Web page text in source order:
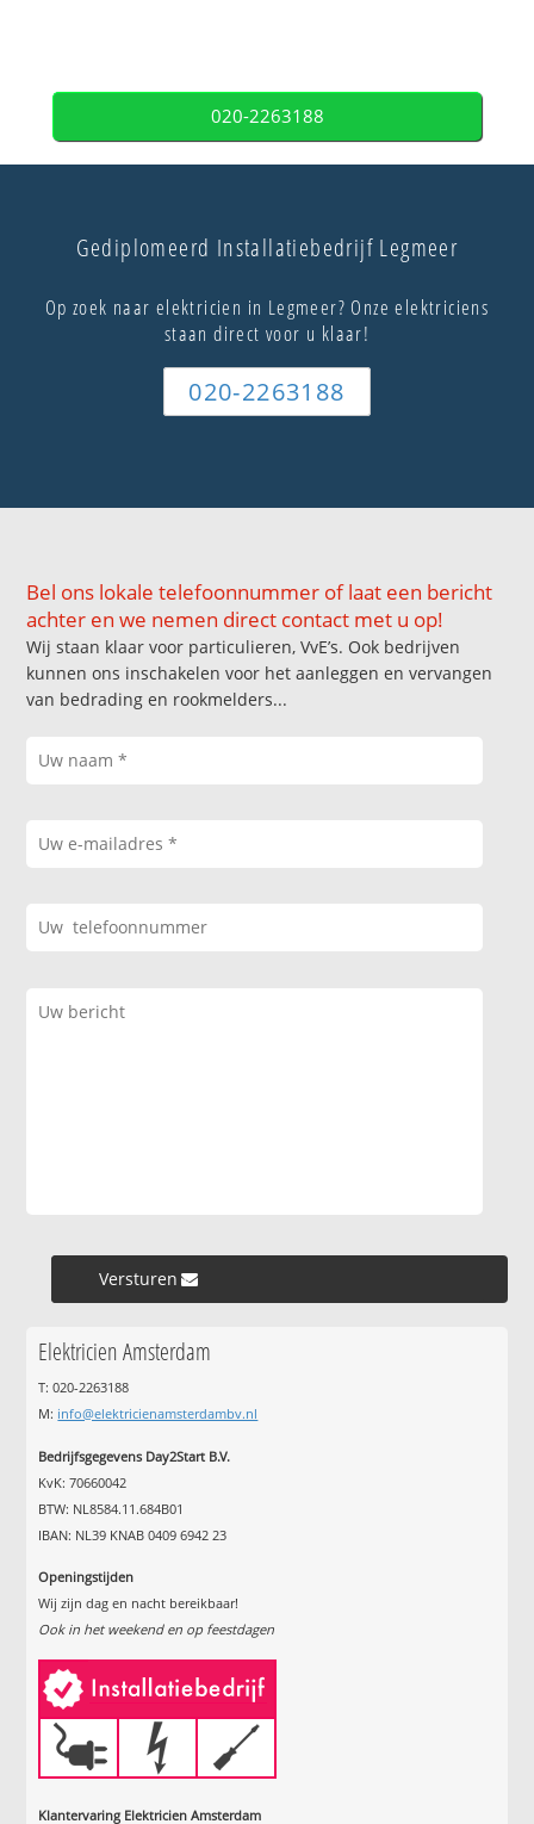
020-2263188
Gediplomeerd Installatiebedrijf Legmeer
Op zoek naar elektricien in Legmeer? Onze elektriciens
staan direct voor u klaar!
020-2263188
Bel ons lokale telefoonnummer of laat een bericht
achter en we nemen direct contact met u op!
Wij staan klaar voor particulieren, VvE’s. Ook bedrijven
kunnen ons inschakelen voor het aanleggen en vervangen
van bedrading en rookmelders...
Versturen »
Elektricien Amsterdam
T: 020-2263188
M: info@elektricienamsterdambv.nl
Bedrijfsgegevens Day2Start B.V.
KvK: 70660042
BTW: NL8584.11.684B01
IBAN: NL39 KNAB 0409 6942 23
Openingstijden
Wij zijn dag en nacht bereikbaar!
Ook in het weekend en op feestdagen
Klantervaring Elektricien Amsterdam